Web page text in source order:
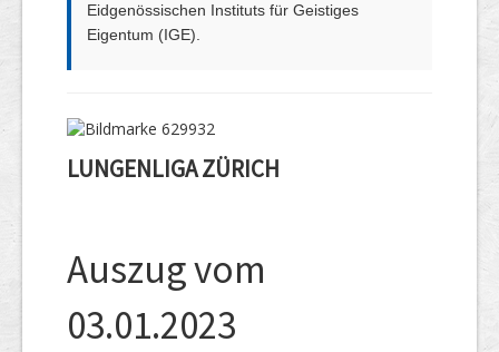
Eidgenössischen Instituts für Geistiges
Eigentum (IGE).
LUNGENLIGA ZÜRICH
Auszug vom
03.01.2023